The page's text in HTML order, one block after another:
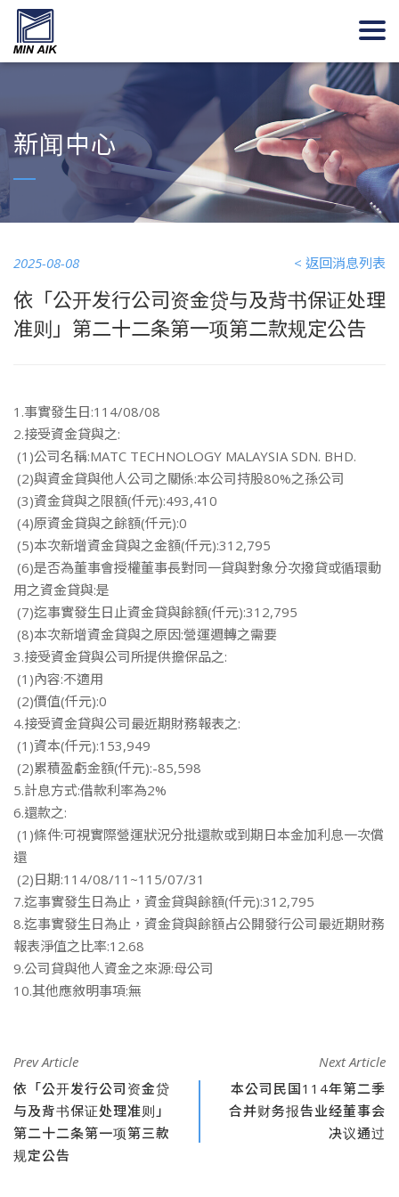
新闻中心
2025-08-08 < 返回消息列表
依「公开发行公司资金贷与及背书保证处理
准则」第二十二条第一项第二款规定公告
1.事實發生日:114/08/08
2.接受資金貸與之:
(1)公司名稱:MATC TECHNOLOGY MALAYSIA SDN. BHD.
(2)與資金貸與他人公司之關係:本公司持股80%之孫公司
(3)資金貸與之限額(仟元):493,410
(4)原資金貸與之餘額(仟元):0
(5)本次新增資金貸與之金額(仟元):312,795
(6)是否為董事會授權董事長對同一貸與對象分次撥貸或循環動
用之資金貸與:是
(7)迄事實發生日止資金貸與餘額(仟元):312,795
(8)本次新增資金貸與之原因:營運週轉之需要
3.接受資金貸與公司所提供擔保品之:
(1)內容:不適用
(2)價值(仟元):0
4.接受資金貸與公司最近期財務報表之:
(1)資本(仟元):153,949
(2)累積盈虧金額(仟元):-85,598
5.計息方式:借款利率為2%
6.還款之:
(1)條件:可視實際營運狀況分批還款或到期日本金加利息一次償
還
(2)日期:114/08/11~115/07/31
7.迄事實發生日為止，資金貸與餘額(仟元):312,795
8.迄事實發生日為止，資金貸與餘額占公開發行公司最近期財務
報表淨值之比率:12.68
9.公司貸與他人資金之來源:母公司
10.其他應敘明事項:無
Prev Article
依「公开发行公司资金贷
与及背书保证处理准则」
第二十二条第一项第三款
规定公告
Next Article
本公司民国114年第二季
合并财务报告业经董事会
决议通过